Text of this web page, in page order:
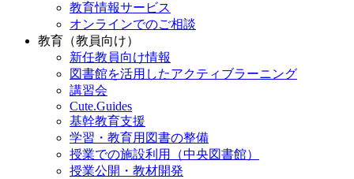
教育情報サービス
オンラインでのご相談
教育（教員向け）
新任教員向け情報
図書館を活用したアクティブラーニング
講習会
Cute.Guides
基幹教育支援
学習・教育用図書の整備
授業での施設利用（中央図書館）
授業公開・教材開発